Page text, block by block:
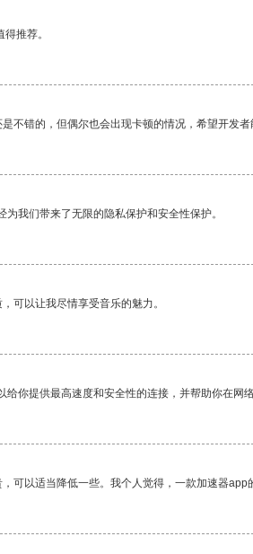
推荐。
不错的，但偶尔也会出现卡顿的情况，希望开发者
我们带来了无限的隐私保护和安全性保护。
可以让我尽情享受音乐的魅力。
给你提供最高速度和安全性的连接，并帮助你在网络
可以适当降低一些。我个人觉得，一款加速器app